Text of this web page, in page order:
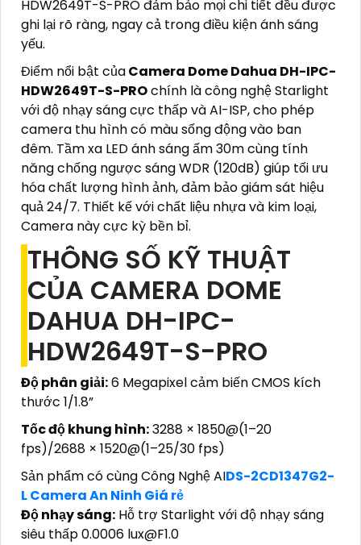
HDW2649T-S-PRO đảm bảo mọi chi tiết đều được
ghi lại rõ ràng, ngay cả trong điều kiện ánh sáng
yếu.
Điểm nổi bật củaCamera Dome Dahua DH-IPC-
HDW2649T-S-PROchính là công nghệ Starlight
với độ nhạy sáng cực thấp và AI-ISP, cho phép
camera thu hình có màu sống động vào ban
đêm. Tầm xa LED ánh sáng ấm 30m cùng tính
năng chống ngược sáng WDR (120dB) giúp tối ưu
hóa chất lượng hình ảnh, đảm bảo giám sát hiệu
quả 24/7. Thiết kế với chất liệu nhựa và kim loại,
Camera này cực kỳ bền bỉ.
THÔNG SỐ KỸ THUẬT
CỦA CAMERA DOME
DAHUA DH-IPC-
HDW2649T-S-PRO
Độ phân giải:6 Megapixel cảm biến CMOS kích
thước 1/1.8”
Tốc độ khung hình:3288 × 1850@(1–20
fps)/2688 × 1520@(1–25/30 fps)
Sản phẩm có cùng Công Nghệ AIDS-2CD1347G2-
L Camera An Ninh Giá rẻ
Độ nhạy sáng: Hỗ trợ Starlight với độ nhạy sáng
siêu thấp 0.0006 lux@F1.0